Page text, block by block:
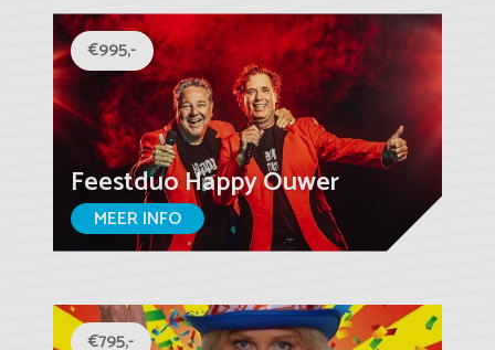
€995,-
Feestduo Happy Ouwer
MEER INFO
€795,-